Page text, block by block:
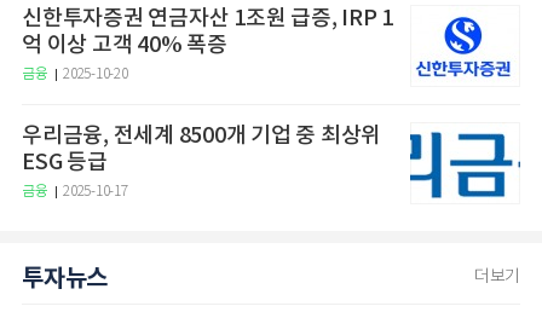
신한투자증권 연금자산 1조원 급증, IRP 1
억 이상 고객 40% 폭증
금융 2025-10-20
우리금융, 전세계 8500개 기업 중 최상위
ESG 등급
금융 2025-10-17
투자뉴스 더보기